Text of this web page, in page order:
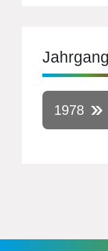
Jahrgang
1978